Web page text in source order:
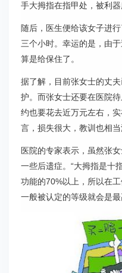
手大拇指在指甲处，被利
随后，医生便给该女子进
三个小时。幸运的是，由
算是给保住了。
据了解，目前张女士的丈
护。而张女士还要在医院
约也要花去近万元左右，
言，损失很大，教训也相当
医院的专家表示，虽然张
一些后遗症。“大拇指是十
功能的70%以上，所以在
一般被认定的等级就会是最